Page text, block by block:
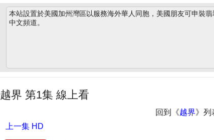
本站設置於美國加州灣區以服務海外華人同胞，美國朋友可申裝
中文頻道。
越界 第1集 線上看
回到《越界》列
上一集 HD